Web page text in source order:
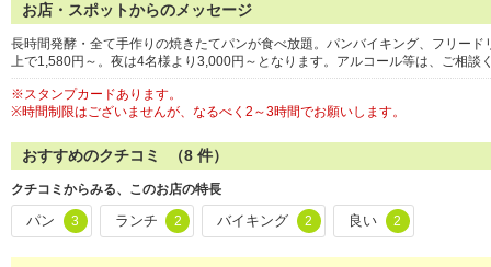
お店・スポットからのメッセージ
長時間発酵・全て手作りの焼きたてパンが食べ放題。パンバイキング、フリー
上で1,580円～。夜は4名様より3,000円～となります。アルコール等は、ご相談
※スタンプカードあります。
※時間制限はございませんが、なるべく2～3時間でお願いします。
おすすめのクチコミ （8 件）
クチコミからみる、このお店の特長
パン 3 ランチ 2 バイキング 2 良い 2